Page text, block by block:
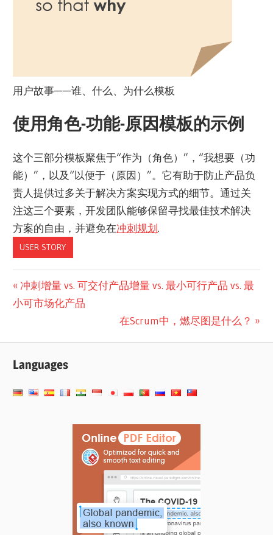
用户故事——谁、什么、为什么模板
使用角色-功能-原因模板的示例
这个三部分模板聚焦于“作为（角色）”，“我想要（功
能）”，以及“以便于（原因）”。它有助于防止产品负
责人提供过多关于解决方案实现方式的细节。通过关
注这三个要素，开发团队能够保留寻找最佳技术解决
方案的自由，并避免在冲刺规划.
USER STORY
文
章
航
Previous
Post:
冲刺增量 vs. 可交付产品增量 vs. 最小可行产品 vs. 最
小可市场化产品
Next
在Scrum中，燃尽图是什么？
Languages